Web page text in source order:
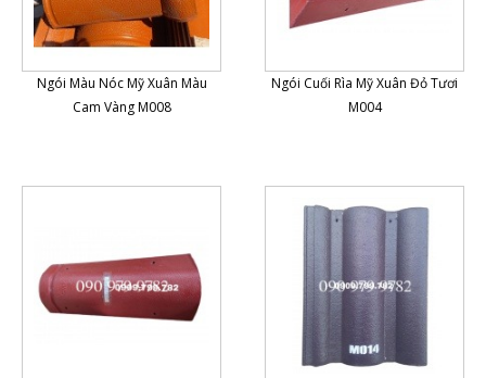
Ngói Màu Nóc Mỹ Xuân Màu
Cam Vàng M008
Ngói Cuối Rìa Mỹ Xuân Đỏ Tươi
M004